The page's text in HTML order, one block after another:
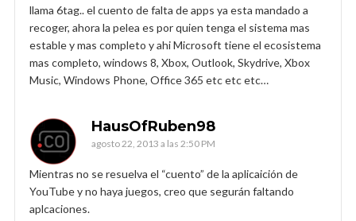
llama 6tag.. el cuento de falta de apps ya esta mandado a
recoger, ahora la pelea es por quien tenga el sistema mas
estable y mas completo y ahi Microsoft tiene el ecosistema
mas completo, windows 8, Xbox, Outlook, Skydrive, Xbox
Music, Windows Phone, Office 365 etc etc etc…
HausOfRuben98
agosto 22, 2013 a las 2:50 PM
Mientras no se resuelva el “cuento” de la aplicaición de
YouTube y no haya juegos, creo que segurán faltando
aplcaciones.